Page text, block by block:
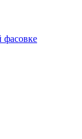
фасовке